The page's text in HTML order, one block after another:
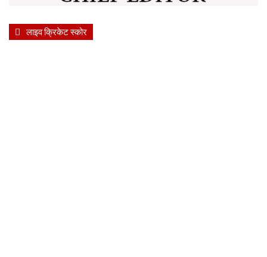
लाइव क्रिकेट स्कोर